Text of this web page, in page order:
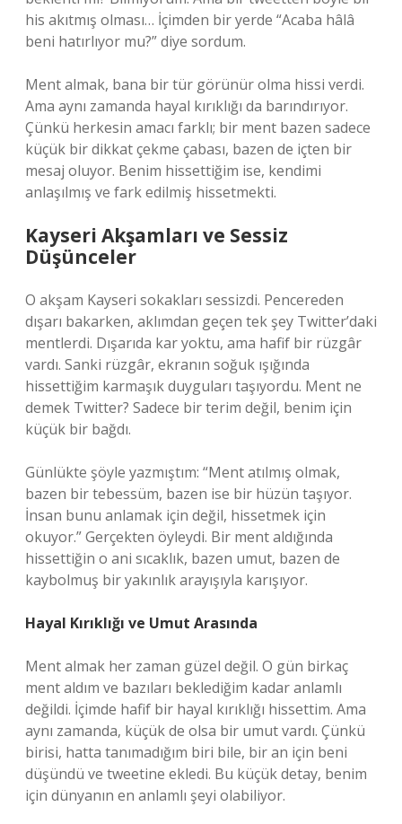
his akıtmış olması… İçimden bir yerde “Acaba hâlâ
beni hatırlıyor mu?” diye sordum.
Ment almak, bana bir tür görünür olma hissi verdi.
Ama aynı zamanda hayal kırıklığı da barındırıyor.
Çünkü herkesin amacı farklı; bir ment bazen sadece
küçük bir dikkat çekme çabası, bazen de içten bir
mesaj oluyor. Benim hissettiğim ise, kendimi
anlaşılmış ve fark edilmiş hissetmekti.
Kayseri Akşamları ve Sessiz
Düşünceler
O akşam Kayseri sokakları sessizdi. Pencereden
dışarı bakarken, aklımdan geçen tek şey Twitter’daki
mentlerdi. Dışarıda kar yoktu, ama hafif bir rüzgâr
vardı. Sanki rüzgâr, ekranın soğuk ışığında
hissettiğim karmaşık duyguları taşıyordu. Ment ne
demek Twitter? Sadece bir terim değil, benim için
küçük bir bağdı.
Günlükte şöyle yazmıştım: “Ment atılmış olmak,
bazen bir tebessüm, bazen ise bir hüzün taşıyor.
İnsan bunu anlamak için değil, hissetmek için
okuyor.” Gerçekten öyleydi. Bir ment aldığında
hissettiğin o ani sıcaklık, bazen umut, bazen de
kaybolmuş bir yakınlık arayışıyla karışıyor.
Hayal Kırıklığı ve Umut Arasında
Ment almak her zaman güzel değil. O gün birkaç
ment aldım ve bazıları beklediğim kadar anlamlı
değildi. İçimde hafif bir hayal kırıklığı hissettim. Ama
aynı zamanda, küçük de olsa bir umut vardı. Çünkü
birisi, hatta tanımadığım biri bile, bir an için beni
düşündü ve tweetine ekledi. Bu küçük detay, benim
için dünyanın en anlamlı şeyi olabiliyor.